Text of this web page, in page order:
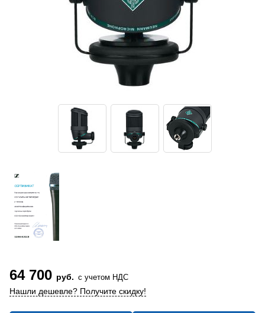
64 700 руб. с учетом НДС
Нашли дешевле? Получите скидку!